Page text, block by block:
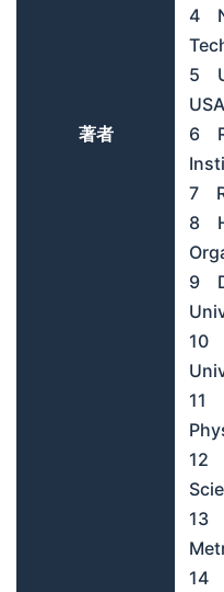
著者
4
5
USA
6
7
8
9
10
11
12
13
14